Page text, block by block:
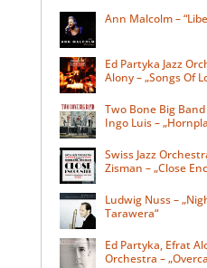
Ann Malcolm –
Ed Partyka Jazz
Alony – „Songs Of
Two Bone Big
Ingo Luis –
Swiss Jazz
Zisman – „Close
Ludwig Nuss –
Tarawera“
Ed Partyka, Efrat
Orchestra –